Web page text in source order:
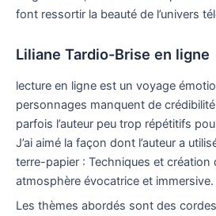
font ressortir la beauté de l’univers
Liliane Tardio-Brise en ligne
lecture en ligne est un voyage
personnages manquent de
parfois l’auteur peu trop répétitifs
J’ai aimé la façon dont l’auteur a
terre-papier : Techniques et création
atmosphère évocatrice et immersive.
Les thèmes abordés sont des